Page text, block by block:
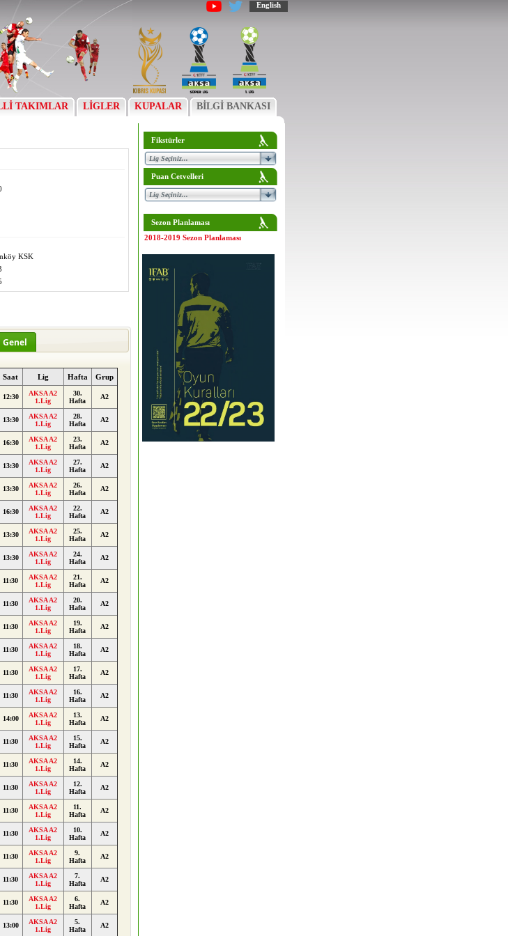
English
TAKIMLAR LİGLER KUPALAR BİLGİ BANKASI
KSK
Genel
Saat Lig Hafta Grup
12:30
AKSA A2
1.Lig
30.
Hafta
A2
13:30
AKSA A2
1.Lig
28.
Hafta
A2
16:30
AKSA A2
1.Lig
23.
Hafta
A2
13:30
AKSA A2
1.Lig
27.
Hafta
A2
13:30
AKSA A2
1.Lig
26.
Hafta
A2
16:30
AKSA A2
1.Lig
22.
Hafta
A2
13:30
AKSA A2
1.Lig
25.
Hafta
A2
13:30
AKSA A2
1.Lig
24.
Hafta
A2
11:30
AKSA A2
1.Lig
21.
Hafta
A2
11:30
AKSA A2
1.Lig
20.
Hafta
A2
11:30
AKSA A2
1.Lig
19.
Hafta
A2
11:30
AKSA A2
1.Lig
18.
Hafta
A2
11:30
AKSA A2
1.Lig
17.
Hafta
A2
11:30
AKSA A2
1.Lig
16.
Hafta
A2
14:00
AKSA A2
1.Lig
13.
Hafta
A2
11:30
AKSA A2
1.Lig
15.
Hafta
A2
11:30
AKSA A2
1.Lig
14.
Hafta
A2
11:30
AKSA A2
1.Lig
12.
Hafta
A2
11:30
AKSA A2
1.Lig
11.
Hafta
A2
11:30
AKSA A2
1.Lig
10.
Hafta
A2
11:30
AKSA A2
1.Lig
9.
Hafta
A2
11:30
AKSA A2
1.Lig
7.
Hafta
A2
11:30
AKSA A2
1.Lig
6.
Hafta
A2
13:00
AKSA A2
1.Lig
5.
Hafta
A2
Fikstürler
Puan Cetvelleri
Sezon Planlaması
2018-2019 Sezon Planlaması